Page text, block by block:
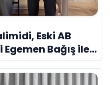
Eski AB
Bağış ile